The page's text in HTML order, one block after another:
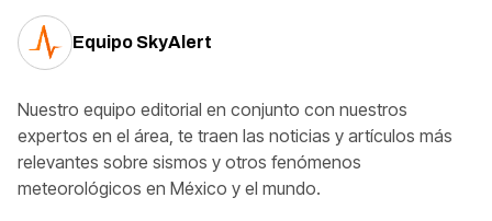
Equipo SkyAlert
Nuestro equipo editorial en conjunto con nuestros
expertos en el área, te traen las noticias y artículos más
relevantes sobre sismos y otros fenómenos
meteorológicos en México y el mundo.